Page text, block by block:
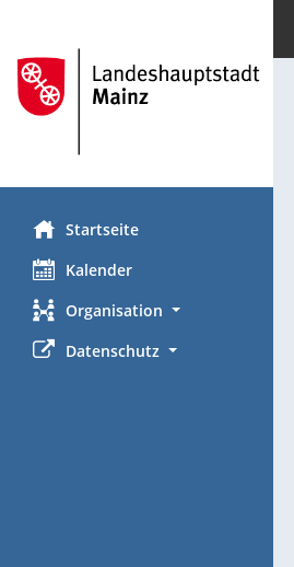
Startseite
Kalender
Organisation
Datenschutz